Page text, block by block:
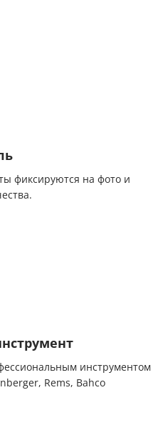
фиксируются на фото и
инструментом
Rems, Bahco